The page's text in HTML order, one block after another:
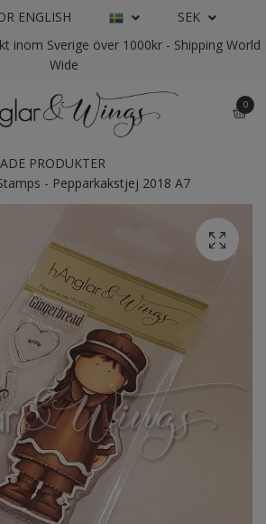
ENGLISH
SEK
inom Sverige över 1000kr - Shipping World
Wide
0
PRODUKTER
- Pepparkakstjej 2018 A7